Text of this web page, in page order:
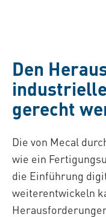
Den
gerecht
Die von Mecal
wie ein
die Einführung
weiterentwickeln